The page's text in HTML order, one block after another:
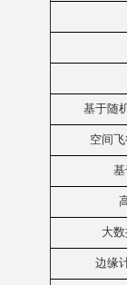
基于随
空间
大
边缘